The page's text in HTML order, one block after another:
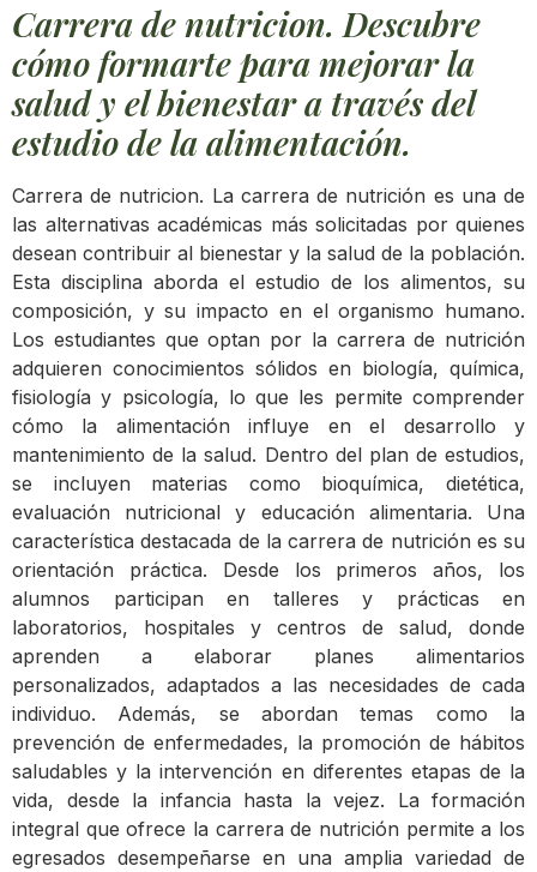
Carrera de nutricion. Descubre
cómo formarte para mejorar la
salud y el bienestar a través del
estudio de la alimentación.
Carrera de nutricion. La carrera de nutrición es una de
las alternativas académicas más solicitadas por quienes
desean contribuir al bienestar y la salud de la población.
Esta disciplina aborda el estudio de los alimentos, su
composición, y su impacto en el organismo humano.
Los estudiantes que optan por la carrera de nutrición
adquieren conocimientos sólidos en biología, química,
fisiología y psicología, lo que les permite comprender
cómo la alimentación influye en el desarrollo y
mantenimiento de la salud. Dentro del plan de estudios,
se incluyen materias como bioquímica, dietética,
evaluación nutricional y educación alimentaria. Una
característica destacada de la carrera de nutrición es su
orientación práctica. Desde los primeros años, los
alumnos participan en talleres y prácticas en
laboratorios, hospitales y centros de salud, donde
aprenden a elaborar planes alimentarios
personalizados, adaptados a las necesidades de cada
individuo. Además, se abordan temas como la
prevención de enfermedades, la promoción de hábitos
saludables y la intervención en diferentes etapas de la
vida, desde la infancia hasta la vejez. La formación
integral que ofrece la carrera de nutrición permite a los
egresados desempeñarse en una amplia variedad de